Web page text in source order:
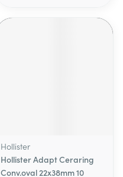
Hollister
Hollister Adapt Ceraring
Conv.oval 22x38mm 10